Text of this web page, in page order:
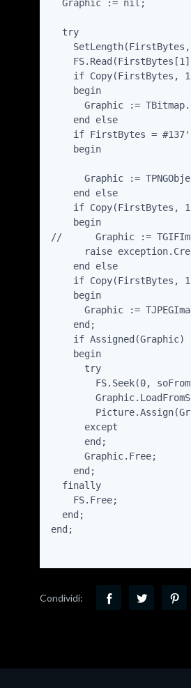
  Graphic := nil;
  try
if Copy(FirstBytes,
    begin
Graphic :=
    end else
if FirstBytes =
    begin
Graphic :=
    end else
if Copy(FirstBytes,
    begin
//      Graphic :=
raise
    end else
if Copy(FirstBytes,
    begin
Graphic :=
    end;
if Assigned(Graphic)
    begin
      try
FS.Seek(0,
      except
      end;
      Graphic.Free;
    end;
  finally
    FS.Free;
  end;
end;
Condividi: